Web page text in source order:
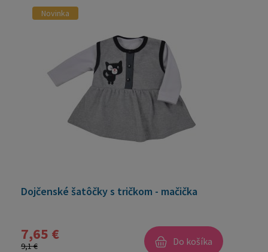
Novinka
Dojčenské šatôčky s tričkom - mačička
7,65 €
9,1 € Do košíka